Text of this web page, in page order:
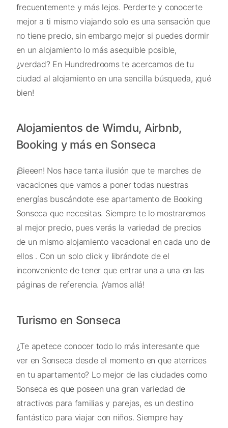
frecuentemente y más lejos. Perderte y conocerte
mejor a ti mismo viajando solo es una sensación que
no tiene precio, sin embargo mejor si puedes dormir
en un alojamiento lo más asequible posible,
¿verdad? En Hundredrooms te acercamos de tu
ciudad al alojamiento en una sencilla búsqueda, ¡qué
bien!
Alojamientos de Wimdu, Airbnb,
Booking y más en Sonseca
¡Bieeen! Nos hace tanta ilusión que te marches de
vacaciones que vamos a poner todas nuestras
energías buscándote ese apartamento de Booking
Sonseca que necesitas. Siempre te lo mostraremos
al mejor precio, pues verás la variedad de precios
de un mismo alojamiento vacacional en cada uno de
ellos . Con un solo click y librándote de el
inconveniente de tener que entrar una a una en las
páginas de referencia. ¡Vamos allá!
Turismo en Sonseca
¿Te apetece conocer todo lo más interesante que
ver en Sonseca desde el momento en que aterrices
en tu apartamento? Lo mejor de las ciudades como
Sonseca es que poseen una gran variedad de
atractivos para familias y parejas, es un destino
fantástico para viajar con niños. Siempre hay